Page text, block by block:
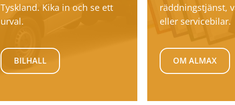
Tyskland. Kika in och se ett
urval.
BILHALL
räddningstjänst,
eller servicebilar.
OM ALMAX